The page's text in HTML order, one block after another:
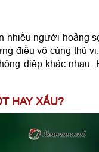
gì?
nước
nhiều người hoảng
điều vô cùng thú
điệp khác
HAY XẤU?